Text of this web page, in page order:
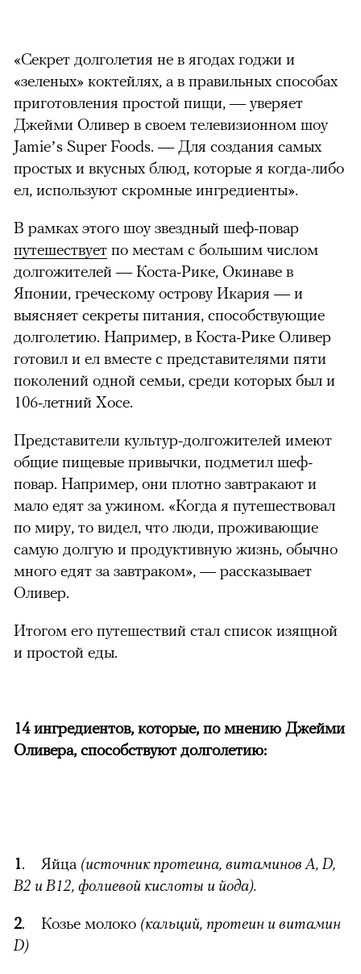
«Секрет долголетия не в ягодах годжи и
«зеленых» коктейлях, а в правильных способах
приготовления простой пищи, — уверяет
Джейми Оливер в своем телевизионном шоу
Jamie’s Super Foods. — Для создания самых
простых и вкусных блюд, которые я когда-либо
ел, используют скромные ингредиенты».
В рамках этого шоу звездный шеф-повар
путешествует по местам с большим числом
долгожителей — Коста-Рике, Окинаве в
Японии, греческому острову Икария — и
выясняет секреты питания, способствующие
долголетию. Например, в Коста-Рике Оливер
готовил и ел вместе с представителями пяти
поколений одной семьи, среди которых был и
106-летний Хосе.
Представители культур-долгожителей имеют
общие пищевые привычки, подметил шеф-
повар. Например, они плотно завтракают и
мало едят за ужином. «Когда я путешествовал
по миру, то видел, что люди, проживающие
самую долгую и продуктивную жизнь, обычно
много едят за завтраком», — рассказывает
Оливер.
Итогом его путешествий стал список изящной
и простой еды.
14 ингредиентов, которые, по мнению Джейми
Оливера, способствуют долголетию:
1. Яйца (источник протеина, витаминов А, D,
В2 и В12, фолиевой кислоты и йода).
2. Козье молоко (кальций, протеин и витамин
D)